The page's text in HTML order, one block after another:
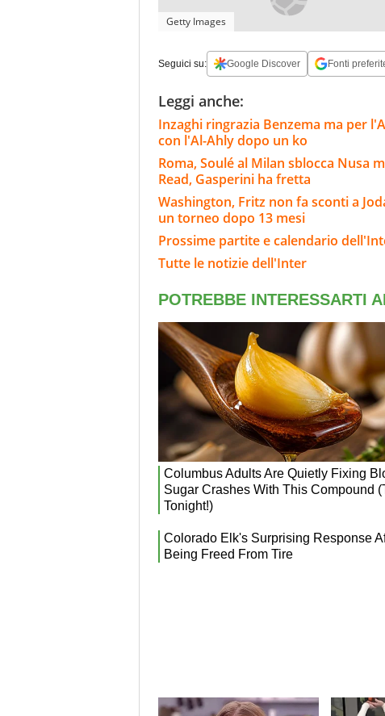
Getty Images
Seguici su: Google Discover Fonti
Leggi anche:
Inzaghi ringrazia Benzema ma per
con l'Al-Ahly dopo un ko
Roma, Soulé al Milan sblocca Nusa
Read, Gasperini ha fretta
Washington, Fritz non fa sconti a
un torneo dopo 13 mesi
Prossime partite e calendario
Tutte le notizie dell'Inter